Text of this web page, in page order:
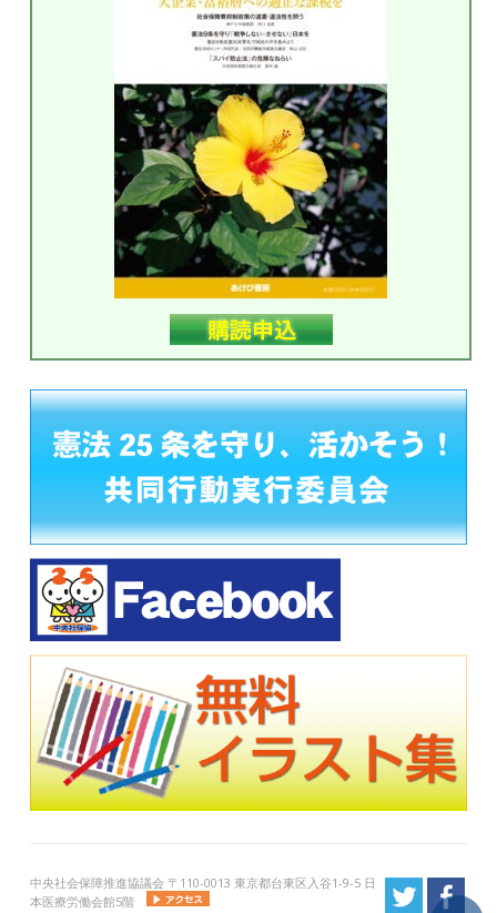
中央社会保障推進協議会 〒110-0013 東京都台東区入谷1-9-5 日
本医療労働会館5階